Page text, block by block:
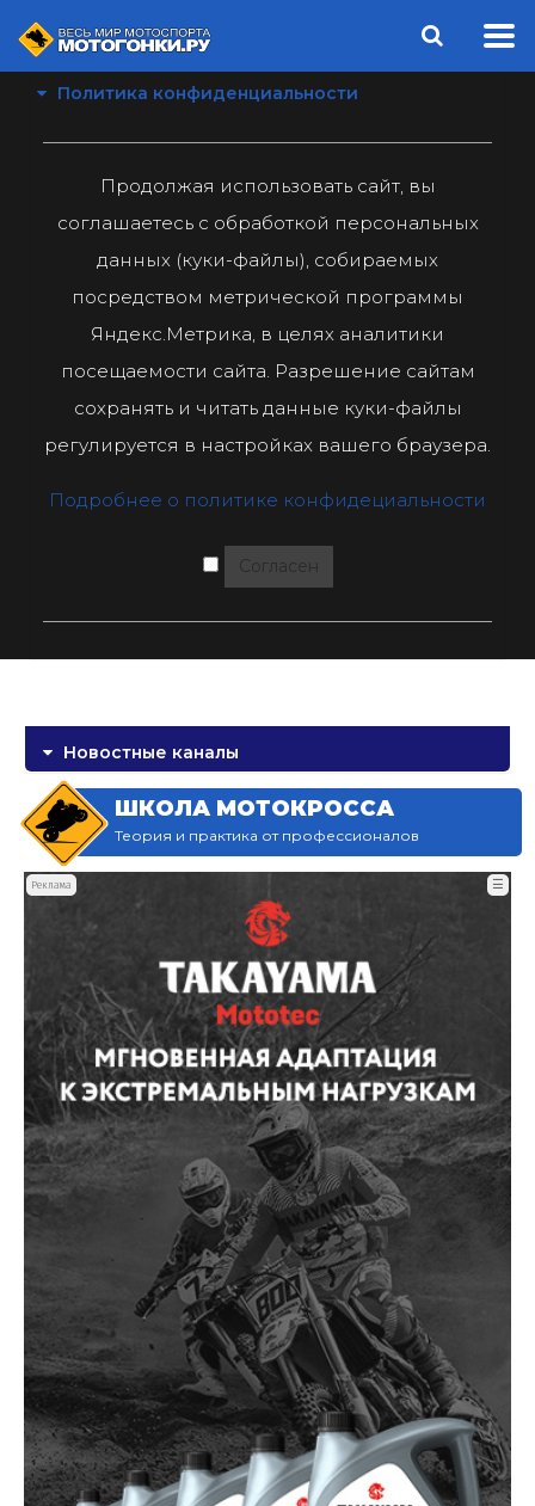
Политика конфиденциальности
Продолжая использовать сайт, вы
соглашаетесь с обработкой персональных
данных (куки-файлы), собираемых
посредством метрической программы
Яндекс.Метрика, в целях аналитики
посещаемости сайта. Разрешение сайтам
сохранять и читать данные куки-файлы
регулируется в настройках вашего браузера.
Подробнее о политике конфидециальности
Согласен
Новостные каналы
ШКОЛА МОТОКРОССА
Теория и практика от профессионалов
Реклама ☰